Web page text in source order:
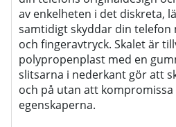
av enkelheten i det diskreta,
samtidigt skyddar din
och fingeravtryck. Skalet är
polypropenplast med en
slitsarna i nederkant gör att
och på utan att kompromissa
egenskaperna.